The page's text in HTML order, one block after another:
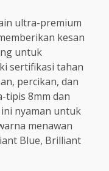
ultra-premium
kesan
untuk
sertifikasi tahan
percikan, dan
tipis 8mm dan
nyaman untuk
menawan
Blue, Brilliant